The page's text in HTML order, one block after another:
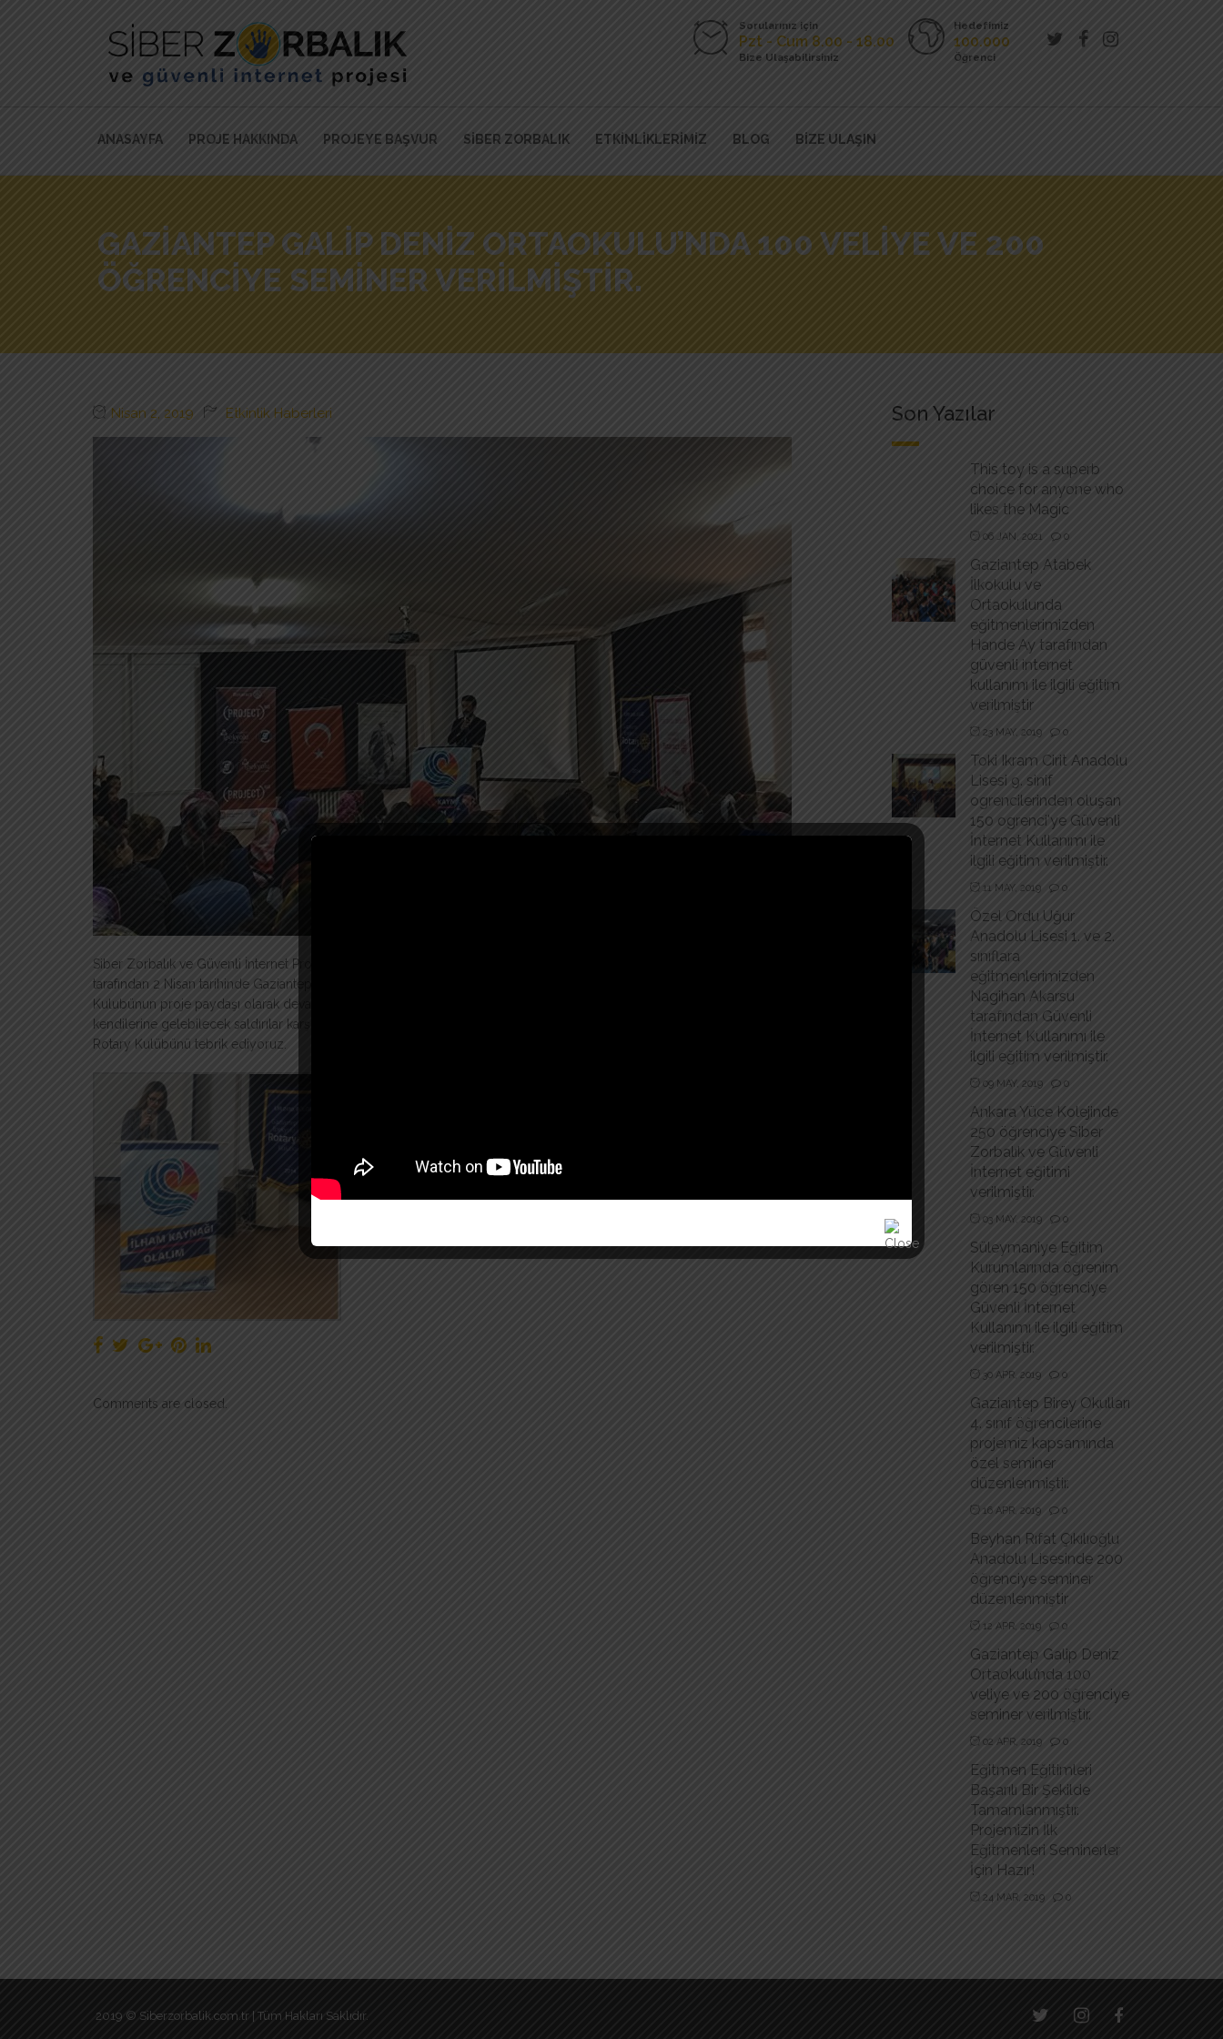
Hedefimiz
100.000
Öğrenci
Sorularınız için
Pzt - Cum 8.00 - 18.00
Bize Ulaşabilirsiniz
ANASAYFA PROJE HAKKINDA PROJEYE BAŞVUR SIBER ZORBALIK ETKINLIKLERIMIZ BLOG BİZE ULAŞIN
GAZIANTEP GALIP DENIZ ORTAOKULU’NDA 100 VELIYE VE 200
ÖĞRENCIYE SEMINER VERILMIŞTIR.
Nisan 2, 2019 Etkinlik Haberleri
Siber Zorbalık ve Güvenli İnternet Projesi kapsamında “Gaziantep İpekyolu Rotary Kulübü” ve eğitmenlerimizden Hande Ay
tarafından 2 Nisan tarihinde Gaziantep Galip Deniz Ortaokulu’nda 100 veliye ve 200 öğrenciye seminer vermiştir. İpekyolu Rotary
Kulubünun proje paydaşı olarak devam edeceği seminerlerde öğrencilerin sosyal medyanın zararlarından korunmaları ve
kendilerine gelebilecek saldırılar karşısında önceden bilinçlenmeleri için çalışmaya devam edilecektir. Gaziantep İpekyolu
Rotary Kulübünü tebrik ediyoruz.
Comments are closed.
Son Yazılar
This toy is a superb
choice for anyone who
likes the Magic
06 JAN, 2021 0
Gaziantep Atabek
İlkokulu ve
Ortaokulunda
eğitmenlerimizden
Hande Ay tarafından
güvenli internet
kullanımı ile ilgili eğitim
verilmiştir
23 MAY, 2019 0
Toki Ikram Cirit Anadolu
Lisesi 9. sinif
ogrencilerinden oluşan
150 ogrenci'ye Güvenli
İnternet Kullanımı ile
ilgili eğitim verilmiştir.
11 MAY, 2019 0
Özel Ordu Uğur
Anadolu Lisesi 1. ve 2.
sınıflara
eğitmenlerimizden
Nagihan Akarsu
tarafından Güvenli
İnternet Kullanımı ile
ilgili eğitim verilmiştir.
09 MAY, 2019 0
Ankara Yüce Kolejinde
250 öğrenciye Siber
Zorbalık ve Güvenli
İnternet eğitimi
verilmiştir.
03 MAY, 2019 0
Süleymaniye Eğitim
Kurumlarında öğrenim
gören 150 öğrenciye
Güvenli İnternet
Kullanımı ile ilgili eğitim
verilmiştir.
30 APR, 2019 0
Gaziantep Birey Okulları
4. sınıf öğrencilerine
projemiz kapsamında
özel seminer
düzenlenmiştir.
16 APR, 2019 0
Beyhan Rıfat Çıkılıoğlu
Anadolu Lisesinde 200
öğrenciye seminer
düzenlenmiştir
12 APR, 2019 0
Gaziantep Galip Deniz
Ortaokulu’nda 100
veliye ve 200 öğrenciye
seminer verilmiştir.
02 APR, 2019 0
Eğitmen Eğitimleri
Başarılı Bir Şekilde
Tamamlanmıştır.
Projemizin İlk
Eğitmenleri Seminerler
İçin Hazır!
24 MAR, 2019 0
2019 © Siberzorbalik.com.tr | Tüm Hakları Saklıdır.